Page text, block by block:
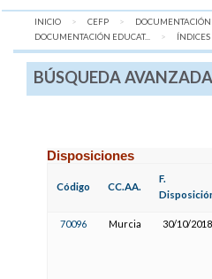
INICIO CEFP
DOCUMENTACIÓN
DOCUMENTACIÓN EDUCAT...
AQUÍ:
BÚSQUEDA AVANZADA
Disposiciones
Código CC.AA.
F.
70096 Murcia 30/10/2018